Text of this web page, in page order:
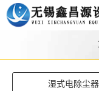
湿式电除尘器